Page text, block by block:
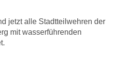
jetzt alle Stadtteilwehren der
mit wasserführenden